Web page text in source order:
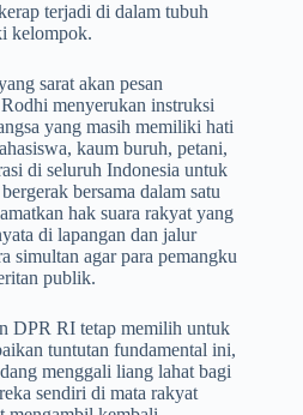
terjadi di dalam tubuh
kelompok.
sarat akan pesan
menyerukan instruksi
yang masih memiliki hati
kaum buruh, petani,
di seluruh Indonesia untuk
bersama dalam satu
hak suara rakyat yang
di lapangan dan jalur
simultan agar para pemangku
publik.
DPR RI tetap memilih untuk
tuntutan fundamental ini,
menggali liang lahat bagi
sendiri di mata rakyat